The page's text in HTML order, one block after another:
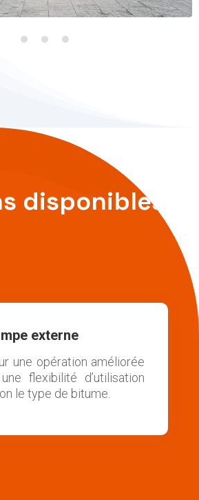
disponibles
externe
une opération améliorée
flexibilité d’utilisation
le type de bitume.